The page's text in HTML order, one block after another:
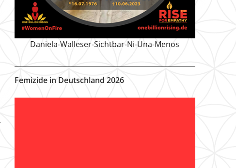
Daniela-Walleser-Sichtbar-Ni-Una-Menos
Femizide in Deutschland 2026